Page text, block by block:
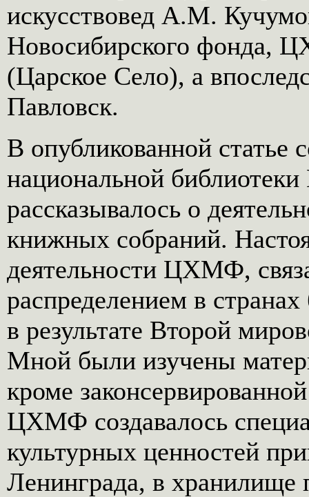
искусствовед A.M.
Новосибирского фонда,
(Царское Село), а
Павловск.
В опубликованной статье
национальной
рассказывалось о
книжных собраний.
деятельности ЦХМФ,
распределением в
в результате Второй
Мной были изучены
кроме
ЦХМФ создавалось
культурных ценностей
Ленинграда, в хранилище